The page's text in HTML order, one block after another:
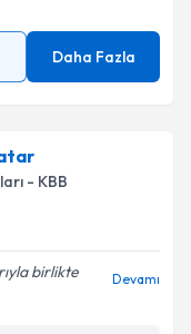
Daha Fazla
- KBB
birlikte
Devamı